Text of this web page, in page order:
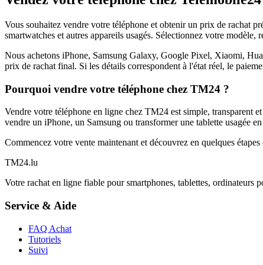
Vous souhaitez vendre votre téléphone et obtenir un prix de rachat
smartwatches et autres appareils usagés. Sélectionnez votre
Nous achetons iPhone, Samsung Galaxy, Google Pixel, Xiaomi,
prix de rachat final. Si les détails correspondent à l'état réel, le
Pourquoi vendre votre téléphone chez TM24 ?
Vendre votre téléphone en ligne chez TM24 est simple, transparent
vendre un iPhone, un Samsung ou transformer une tablette usagée
Commencez votre vente maintenant et découvrez en quelques
TM24.lu
Votre rachat en ligne fiable pour smartphones, tablettes, ordinateurs
Service & Aide
FAQ Achat
Tutoriels
Suivi